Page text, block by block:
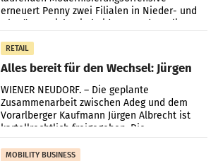
erneuert Penny zwei Filialen in Nieder- und
Oberösterreich. Die beiden Standorte liegen
RETAIL
Alles bereit für den Wechsel: Jürgen
Albrecht setzt ab 1.1.2027 auf Adeg
WIENER NEUDORF. – Die geplante
Zusammenarbeit zwischen Adeg und dem
Vorarlberger Kaufmann Jürgen Albrecht ist
kartellrechtlich freigegeben: Die
Bundeswettbewerbsbehörde und der
Bundeskartellanwalt
MOBILITY BUSINESS